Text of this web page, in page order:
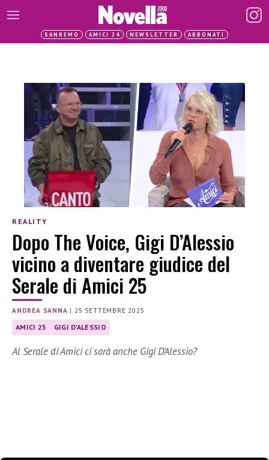
SANREMO AMICI 24 NEWSLETTER ABBONATI
REALITY
Dopo The Voice, Gigi D’Alessio
vicino a diventare giudice del
Serale di Amici 25
ANDREA SANNA |25 SETTEMBRE 2025
AMICI 25 GIGI D'ALESSIO
Al Serale di Amici ci sarà anche Gigi D’Alessio?